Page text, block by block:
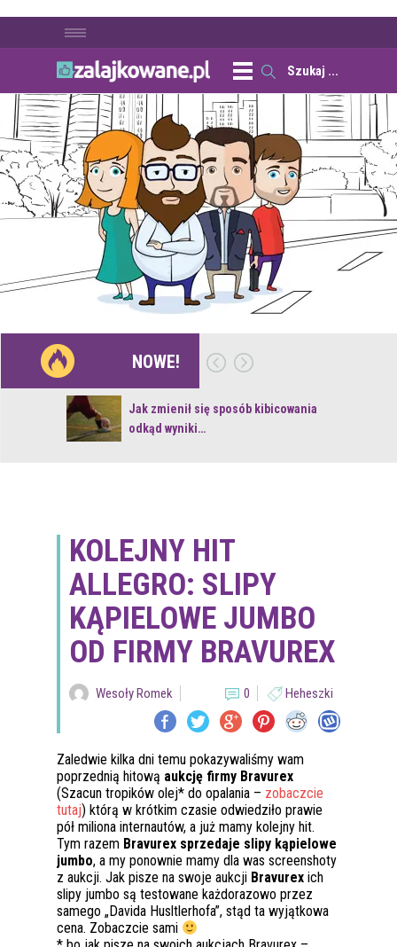
NOWE!
Jak zmienił się sposób kibicowania
odkąd wyniki…
KOLEJNY HIT
ALLEGRO: SLIPY
KĄPIELOWE JUMBO
OD FIRMY BRAVUREX
Wesoły Romek 0 Heheszki
Zaledwie kilka dni temu pokazywaliśmy wam
poprzednią hitową aukcję firmy Bravurex
(Szacun tropików olej* do opalania – zobaczcie
tutaj) którą w krótkim czasie odwiedziło prawie
pół miliona internautów, a już mamy kolejny hit.
Tym razem Bravurex sprzedaje slipy kąpielowe
jumbo, a my ponownie mamy dla was screenshoty
z aukcji. Jak pisze na swoje aukcji Bravurex ich
slipy jumbo są testowane każdorazowo przez
samego „Davida Husltlerhofa”, stąd ta wyjątkowa
cena. Zobaczcie sami